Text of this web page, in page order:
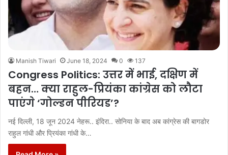
Manish Tiwari June 18, 2024 0 137
Congress Politics: उत्तर में भाई, दक्षिण में
बहन… क्या राहुल-प्रियंका कांग्रेस को लौटा
पाएंगे ‘गोल्डन पीरियड’?
नई दिल्ली, 18 जून 2024 नेहरू.. इंदिरा.. सोनिया के बाद अब कांग्रेस की बागडोर
राहुल गांधी और प्रियंका गांधी के…